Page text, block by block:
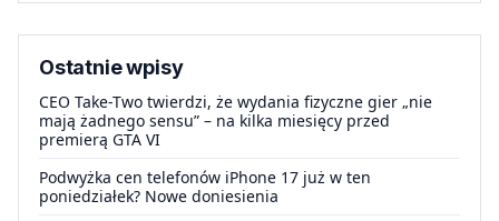
Ostatnie wpisy
CEO Take-Two twierdzi, że wydania fizyczne gier „nie
mają żadnego sensu” – na kilka miesięcy przed
premierą GTA VI
Podwyżka cen telefonów iPhone 17 już w ten
poniedziałek? Nowe doniesienia